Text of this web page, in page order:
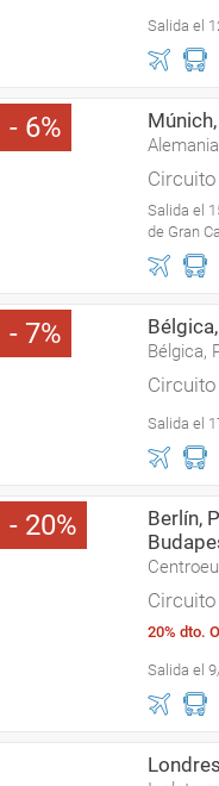
Salida el
6
Salida el
de Gran
7
Bélgica,
Salida el
20
Berlín,
20% dto.
Salida el